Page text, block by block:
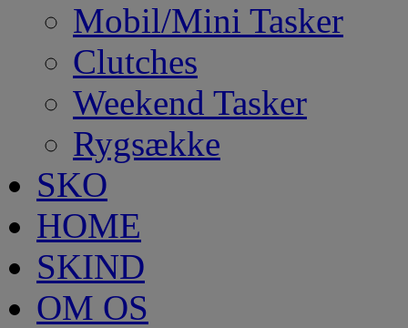
Mobil/Mini Tasker
Clutches
Weekend Tasker
Rygsække
SKO
HOME
SKIND
OM OS